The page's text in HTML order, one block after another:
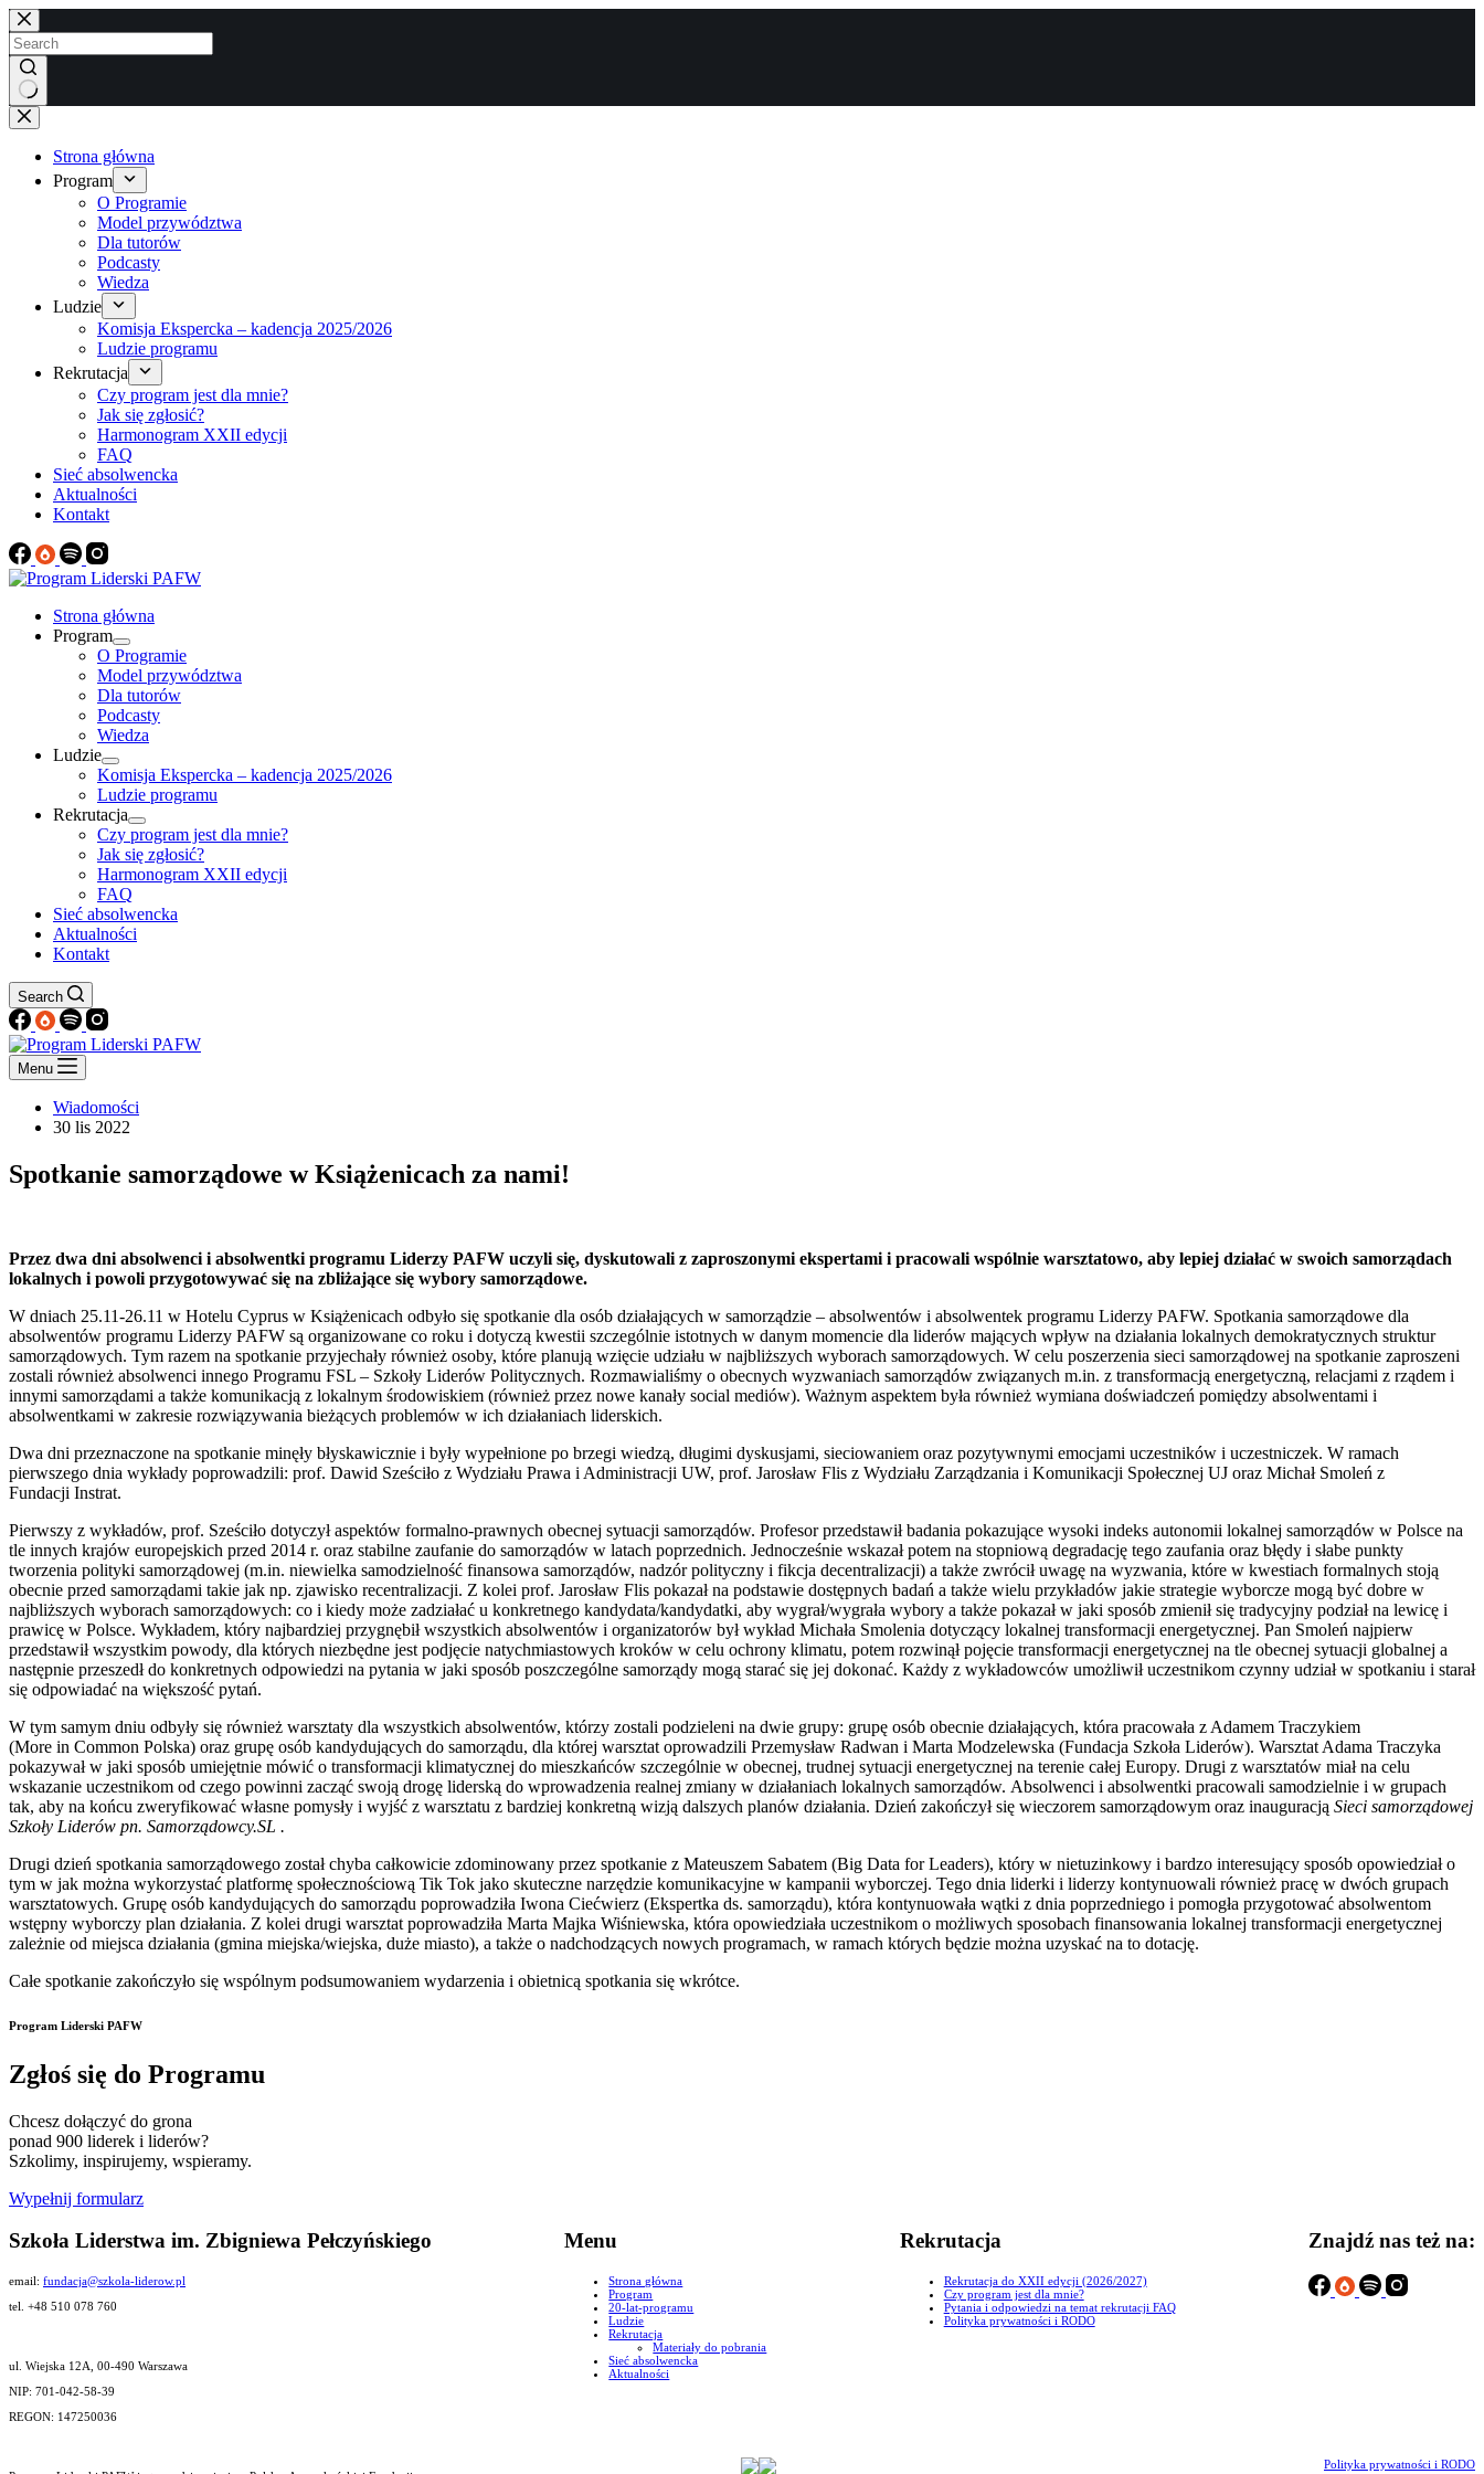
Brak
wyników
Strona główna
Program
O Programie
Model przywództwa
Dla tutorów
Podcasty
Wiedza
Ludzie
Komisja Ekspercka – kadencja 2025/2026
Ludzie programu
Rekrutacja
Czy program jest dla mnie?
Jak się zgłosić?
Harmonogram XXII edycji
FAQ
Sieć absolwencka
Aktualności
Kontakt
Strona główna
Program
O Programie
Model przywództwa
Dla tutorów
Podcasty
Wiedza
Ludzie
Komisja Ekspercka – kadencja 2025/2026
Ludzie programu
Rekrutacja
Czy program jest dla mnie?
Jak się zgłosić?
Harmonogram XXII edycji
FAQ
Sieć absolwencka
Aktualności
Kontakt
Search
Menu
Wiadomości
30 lis 2022
Spotkanie samorządowe w Książenicach za nami!
Przez dwa dni absolwenci i absolwentki programu Liderzy PAFW uczyli się, dyskutowali z zaproszonymi ekspertami i pracowali wspólnie warsztatowo, aby lepiej działać w swoich samorządach
lokalnych i powoli przygotowywać się na zbliżające się wybory samorządowe.
W dniach 25.11-26.11 w Hotelu Cyprus w Książenicach odbyło się spotkanie dla osób działających w samorządzie – absolwentów i absolwentek programu Liderzy PAFW. Spotkania samorządowe dla
absolwentów programu Liderzy PAFW są organizowane co roku i dotyczą kwestii szczególnie istotnych w danym momencie dla liderów mających wpływ na działania lokalnych demokratycznych struktur
samorządowych. Tym razem na spotkanie przyjechały również osoby, które planują wzięcie udziału w najbliższych wyborach samorządowych. W celu poszerzenia sieci samorządowej na spotkanie zaproszeni
zostali również absolwenci innego Programu FSL – Szkoły Liderów Politycznych. Rozmawialiśmy o obecnych wyzwaniach samorządów związanych m.in. z transformacją energetyczną, relacjami z rządem i
innymi samorządami a także komunikacją z lokalnym środowiskiem (również przez nowe kanały social mediów). Ważnym aspektem była również wymiana doświadczeń pomiędzy absolwentami i
absolwentkami w zakresie rozwiązywania bieżących problemów w ich działaniach liderskich.
Dwa dni przeznaczone na spotkanie minęły błyskawicznie i były wypełnione po brzegi wiedzą, długimi dyskusjami, sieciowaniem oraz pozytywnymi emocjami uczestników i uczestniczek. W ramach
pierwszego dnia wykłady poprowadzili: prof. Dawid Sześciło z Wydziału Prawa i Administracji UW, prof. Jarosław Flis z Wydziału Zarządzania i Komunikacji Społecznej UJ oraz Michał Smoleń z
Fundacji Instrat.
Pierwszy z wykładów, prof. Sześciło dotyczył aspektów formalno-prawnych obecnej sytuacji samorządów. Profesor przedstawił badania pokazujące wysoki indeks autonomii lokalnej samorządów w Polsce na
tle innych krajów europejskich przed 2014 r. oraz stabilne zaufanie do samorządów w latach poprzednich. Jednocześnie wskazał potem na stopniową degradację tego zaufania oraz błędy i słabe punkty
tworzenia polityki samorządowej (m.in. niewielka samodzielność finansowa samorządów, nadzór polityczny i fikcja decentralizacji) a także zwrócił uwagę na wyzwania, które w kwestiach formalnych stoją
obecnie przed samorządami takie jak np. zjawisko recentralizacji. Z kolei prof. Jarosław Flis pokazał na podstawie dostępnych badań a także wielu przykładów jakie strategie wyborcze mogą być dobre w
najbliższych wyborach samorządowych: co i kiedy może zadziałać u konkretnego kandydata/kandydatki, aby wygrał/wygrała wybory a także pokazał w jaki sposób zmienił się tradycyjny podział na lewicę i
prawicę w Polsce. Wykładem, który najbardziej przygnębił wszystkich absolwentów i organizatorów był wykład Michała Smolenia dotyczący lokalnej transformacji energetycznej. Pan Smoleń najpierw
przedstawił wszystkim powody, dla których niezbędne jest podjęcie natychmiastowych kroków w celu ochrony klimatu, potem rozwinął pojęcie transformacji energetycznej na tle obecnej sytuacji globalnej a
następnie przeszedł do konkretnych odpowiedzi na pytania w jaki sposób poszczególne samorządy mogą starać się jej dokonać. Każdy z wykładowców umożliwił uczestnikom czynny udział w spotkaniu i starał
się odpowiadać na większość pytań.
W tym samym dniu odbyły się również warsztaty dla wszystkich absolwentów, którzy zostali podzieleni na dwie grupy: grupę osób obecnie działających, która pracowała z Adamem Traczykiem
(More in Common Polska) oraz grupę osób kandydujących do samorządu, dla której warsztat oprowadzili Przemysław Radwan i Marta Modzelewska (Fundacja Szkoła Liderów). Warsztat Adama Traczyka
pokazywał w jaki sposób umiejętnie mówić o transformacji klimatycznej do mieszkańców szczególnie w obecnej, trudnej sytuacji energetycznej na terenie całej Europy. Drugi z warsztatów miał na celu
wskazanie uczestnikom od czego powinni zacząć swoją drogę liderską do wprowadzenia realnej zmiany w działaniach lokalnych samorządów. Absolwenci i absolwentki pracowali samodzielnie i w grupach
tak, aby na końcu zweryfikować własne pomysły i wyjść z warsztatu z bardziej konkretną wizją dalszych planów działania. Dzień zakończył się wieczorem samorządowym oraz inauguracją Sieci samorządowej
Szkoły Liderów pn. Samorządowcy.SL .
Drugi dzień spotkania samorządowego został chyba całkowicie zdominowany przez spotkanie z Mateuszem Sabatem (Big Data for Leaders), który w nietuzinkowy i bardzo interesujący sposób opowiedział o
tym w jak można wykorzystać platformę społecznościową Tik Tok jako skuteczne narzędzie komunikacyjne w kampanii wyborczej. Tego dnia liderki i liderzy kontynuowali również pracę w dwóch grupach
warsztatowych. Grupę osób kandydujących do samorządu poprowadziła Iwona Ciećwierz (Ekspertka ds. samorządu), która kontynuowała wątki z dnia poprzedniego i pomogła przygotować absolwentom
wstępny wyborczy plan działania. Z kolei drugi warsztat poprowadziła Marta Majka Wiśniewska, która opowiedziała uczestnikom o możliwych sposobach finansowania lokalnej transformacji energetycznej
zależnie od miejsca działania (gmina miejska/wiejska, duże miasto), a także o nadchodzących nowych programach, w ramach których będzie można uzyskać na to dotację.
Całe spotkanie zakończyło się wspólnym podsumowaniem wydarzenia i obietnicą spotkania się wkrótce.
Program Liderski PAFW
Zgłoś się do Programu
Chcesz dołączyć do grona
ponad 900 liderek i liderów?
Szkolimy, inspirujemy, wspieramy.
Wypełnij formularz
Szkoła Liderstwa im. Zbigniewa Pełczyńskiego
email: fundacja@szkola-liderow.pl
tel. +48 510 078 760
ul. Wiejska 12A, 00-490 Warszawa
NIP: 701-042-58-39
REGON: 147250036
Menu
Strona główna
Program
20-lat-programu
Ludzie
Rekrutacja
Materiały do pobrania
Sieć absolwencka
Aktualności
Rekrutacja
Rekrutacja do XXII edycji (2026/2027)
Czy program jest dla mnie?
Pytania i odpowiedzi na temat rekrutacji FAQ
Polityka prywatności i RODO
Znajdź nas też na:
Polityka prywatności i RODO